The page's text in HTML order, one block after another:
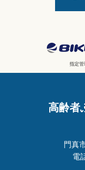
指定
高齢者
門真
電